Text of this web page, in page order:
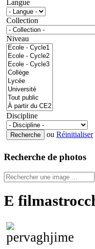
Langue
Collection
Niveau
Discipline
ou Réinitialiser
Recherche de photos
E